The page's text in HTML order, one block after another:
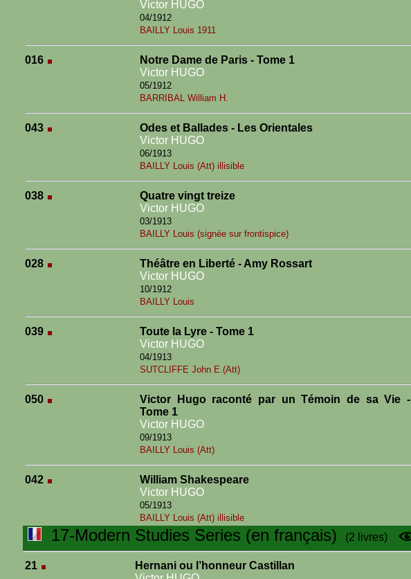
Victor HUGO
04/1912
BAILLY Louis 1911
016
Notre Dame de Paris - Tome 1
Victor HUGO
05/1912
BARRIBAL William H.
043
Odes et Ballades - Les Orientales
Victor HUGO
06/1913
BAILLY Louis (Att) illisible
038
Quatre vingt treize
Victor HUGO
03/1913
BAILLY Louis (signée sur frontispice)
028
Théâtre en Liberté - Amy Rossart
Victor HUGO
10/1912
BAILLY Louis
039
Toute la Lyre - Tome 1
Victor HUGO
04/1913
SUTCLIFFE John E.(Att)
050
Victor Hugo raconté par un Témoin de sa Vie -
Tome 1
Victor HUGO
09/1913
BAILLY Louis (Att)
042
William Shakespeare
Victor HUGO
05/1913
BAILLY Louis (Att) illisible
17-Modern Studies Series (en français) (2 livres)
21
Hernani ou l’honneur Castillan